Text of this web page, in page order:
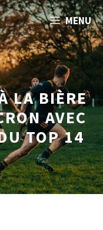
MENU
LA BIÈRE
AVEC
TOP 14